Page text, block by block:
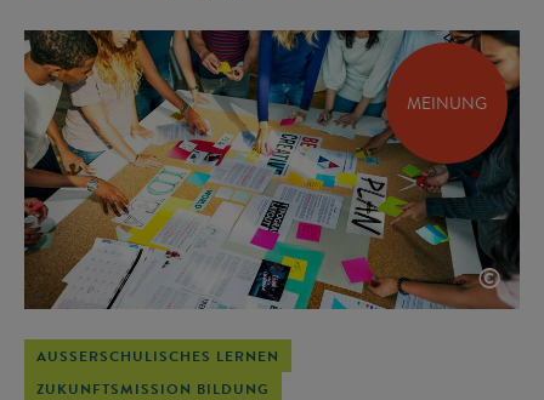
MEINUNG
©
AUSSERSCHULISCHES LERNEN
ZUKUNFTSMISSION BILDUNG